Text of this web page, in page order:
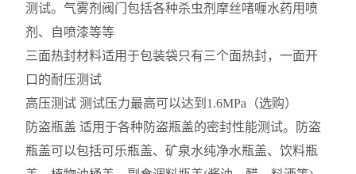
测试。气雾剂阀门包括各种杀虫剂摩丝啫喱水药用喷
剂、自喷漆等等
三面热封材料适用于包装袋只有三个面热封，一面开
口的耐压测试
高压测试 测试压力最高可以达到1.6MPa（选购）
防盗瓶盖 适用于各种防盗瓶盖的密封性能测试。防盗
瓶盖可以包括可乐瓶盖、矿泉水纯净水瓶盖、饮料瓶